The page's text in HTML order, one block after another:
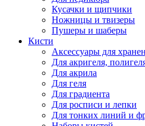
Кусачки и щипчики
Ножницы и твизеры
Пушеры и шаберы
Кисти
Аксессуары для
Для акригеля,
Для акрила
Для геля
Для градиента
Для росписи и лепки
Для тонких линий и